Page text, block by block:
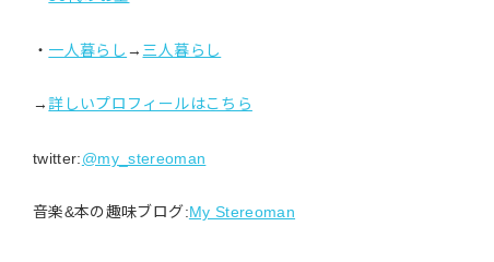
・ 一人暮らし → 三人暮らし
→詳しいプロフィールはこちら
twitter:@my_stereoman
音楽&本の趣味ブログ:My Stereoman